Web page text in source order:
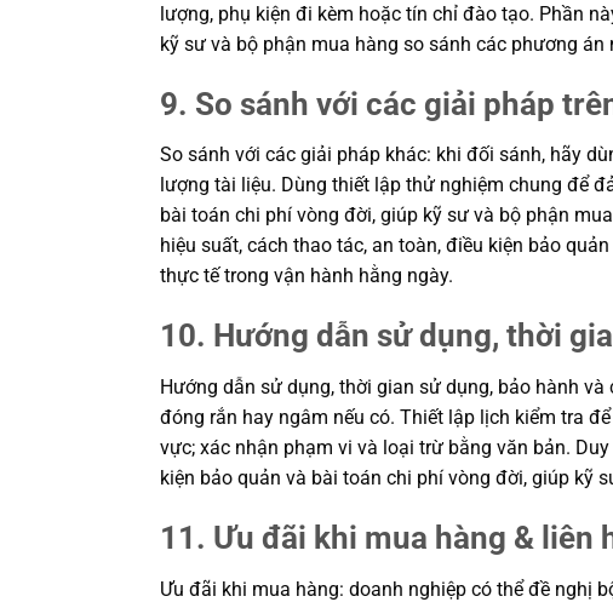
lượng, phụ kiện đi kèm hoặc tín chỉ đào tạo. Phần
kỹ sư và bộ phận mua hàng so sánh các phương
9. So sánh với các giải pháp
So sánh với các giải pháp khác: khi đối sánh, hãy
lượng tài liệu. Dùng thiết lập thử nghiệm chung để
bài toán chi phí vòng đời, giúp kỹ sư và bộ phận
hiệu suất, cách thao tác, an toàn, điều kiện bảo
thực tế trong vận hành hằng ngày.
10. Hướng dẫn sử dụng, thời
Hướng dẫn sử dụng, thời gian sử dụng, bảo hành
đóng rắn hay ngâm nếu có. Thiết lập lịch kiểm tra
vực; xác nhận phạm vi và loại trừ bằng văn bản.
kiện bảo quản và bài toán chi phí vòng đời, giúp kỹ
11. Ưu đãi khi mua hàng & liên
Ưu đãi khi mua hàng: doanh nghiệp có thể đề nghị